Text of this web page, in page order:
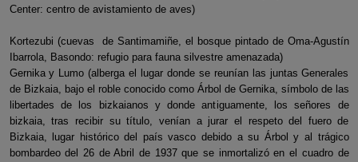
Center: centro de avistamiento de aves)
Kortezubi (cuevas de Santimamiñe, el bosque pintado de Oma-Agustín
Ibarrola, Basondo: refugio para fauna silvestre amenazada)
Gernika y Lumo (alberga el lugar donde se reunían las juntas Generales
de Bizkaia, bajo el roble conocido como Árbol de Gernika, símbolo de las
libertades de los bizkaianos y donde antiguamente, los señores de
bizkaia, tras recibir su título, venían a jurar el respeto del fuero de
Bizkaia, lugar histórico del país vasco debido a su Árbol y al trágico
bombardeo del 26 de Abril de 1937 que se inmortalizó en el cuadro de